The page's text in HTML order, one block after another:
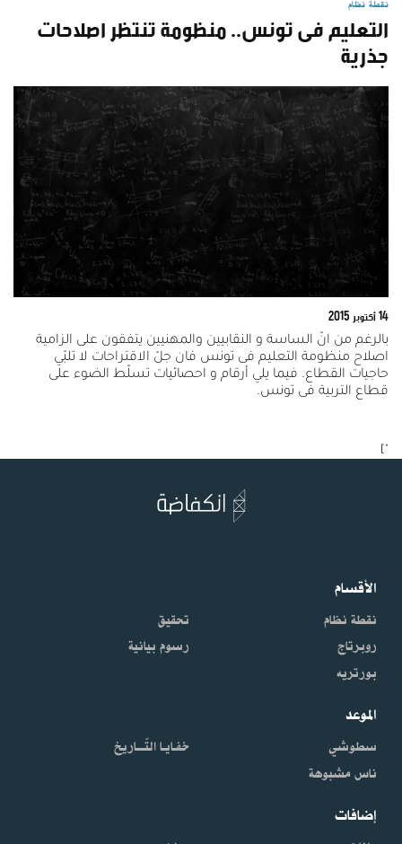
نقطة نظام
التعليم فى تونس.. منظومة تنتظر اصلاحات
جذرية
14 أكتوبر 2015
بالرغم من انّ الساسة و النقابيين والمهنيين يتفقون على الزامية
اصلاح منظومة التعليم فى تونس فان جلّ الاقتراحات لا تلبّي
حاجيات القطاع. فيما يلي أرقام و احصائيات تسلّط الضوء على
قطاع التربية فى تونس.
"]
الأقسام
نقطة نظام
تحقيق
روبرتاج
رسوم بيانية
بورتريه
الموعد
سطوشي
خفـايـا التّـــاريخ
ناس مشبوهة
إضافات